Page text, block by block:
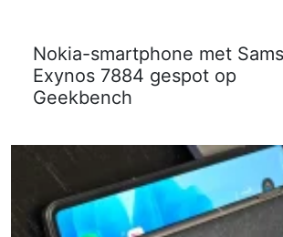
Nokia-smartphone met
Exynos 7884 gespot op
Geekbench